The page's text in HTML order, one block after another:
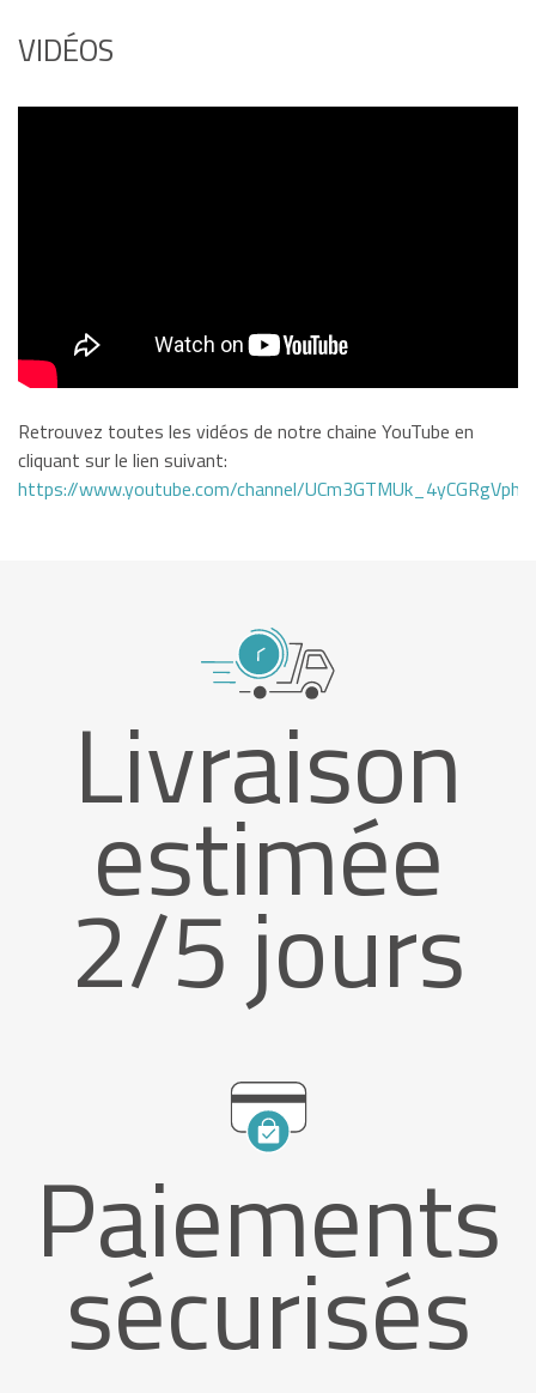
VIDÉOS
Retrouvez toutes les vidéos de notre chaine YouTube en
cliquant sur le lien suivant:
https://www.youtube.com/channel/
Livraison
estimée
2/5 jours
Paiements
sécurisés